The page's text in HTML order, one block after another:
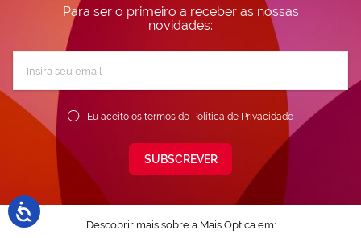
Para ser o primeiro a receber as nossas
novidades:
Newsletter:
Eu aceito os termos do Política de Privacidade
SUBSCREVER
Descobrir mais sobre a Mais Optica em: